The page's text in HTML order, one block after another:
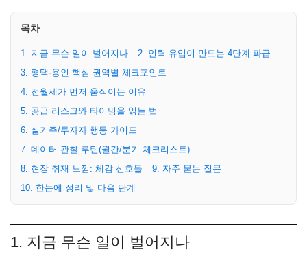
목차
1. 지금 무슨 일이 벌어지나
2. 인력 유입이 만드는 4단계 파급
3. 평택·용인 핵심 권역별 체크포인트
4. 전월세가 먼저 움직이는 이유
5. 공급 리스크와 타이밍을 읽는 법
6. 실거주/투자자 행동 가이드
7. 데이터 관찰 루틴(월간/분기 체크리스트)
8. 현장 취재 느낌: 체감 신호들
9. 자주 묻는 질문
10. 한눈에 정리 및 다음 단계
1. 지금 무슨 일이 벌어지나